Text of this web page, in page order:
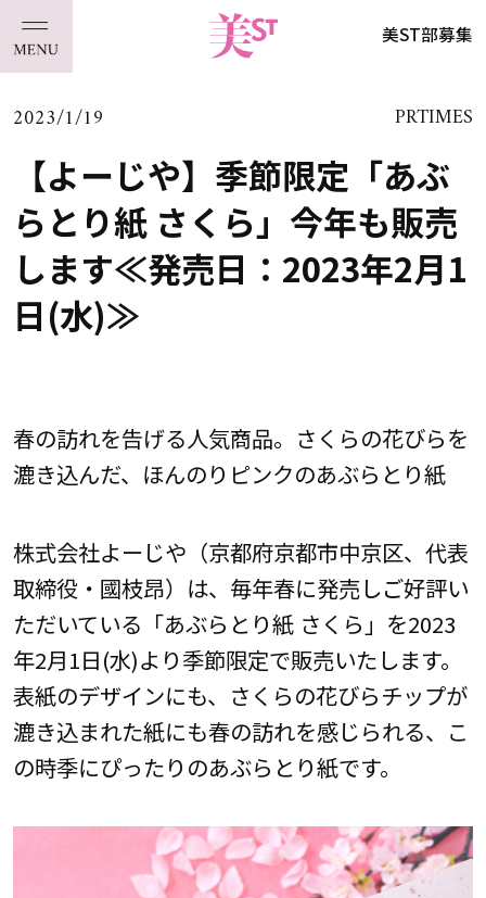
美ST部募集
2023/1/19 PRTIMES
【よーじや】季節限定「あぶ
らとり紙 さくら」今年も販売
します≪発売日：2023年2月1
日(水)≫
春の訪れを告げる人気商品。さくらの花びらを
漉き込んだ、ほんのりピンクのあぶらとり紙
株式会社よーじや（京都府京都市中京区、代表
取締役・國枝昂）は、毎年春に発売しご好評い
ただいている「あぶらとり紙 さくら」を2023
年2月1日(水)より季節限定で販売いたします。
表紙のデザインにも、さくらの花びらチップが
漉き込まれた紙にも春の訪れを感じられる、こ
の時季にぴったりのあぶらとり紙です。